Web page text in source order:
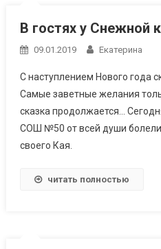
В гостях у Снежной
09.01.2019 Екатерина
С наступлением Нового года
Самые заветные желания
сказка продолжается…
СОШ №50 от всей души
своего Кая.
читать полностью